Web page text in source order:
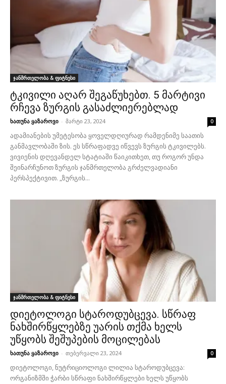
ჯანმრთელობა & ფიტნესი
ტკივილი აღარ შეგაწუხებთ. 5 მარტივი
რჩევა ზურგის გასაძლიერებლად
ხათუნა ყაზაროვი - მარტი 23, 2024 0
ადამიანების უმეტესობა ყოველდღიურად რამდენიმე საათის
განმავლობაში ზის. ეს სწრაფადვე იწვევს ზურგის ტკივილებს.
ვივიენის დღევანდელ სტატიაში წაიკითხეთ, თუ როგორ უნდა
შეინარჩუნოთ ზურგის ჯანმრთელობა გრძელვადიანი
პერსპექტივით. „ზურგის...
ჯანმრთელობა & ფიტნესი
დიეტოლოგი სტაროდუბცევა. სწრაფ
ნახშირწყლებზე უარის თქმა ხელს
უწყობს შეშუპების მოცილებას
ხათუნა ყაზაროვი - თებერვალი 23, 2024 0
დიეტოლოგი, ნუტრიციოლოგი ლილია სტაროდუბცევა:
ორგანიზმში ჭარბი სწრაფი ნახშირწყლები ხელს უწყობს